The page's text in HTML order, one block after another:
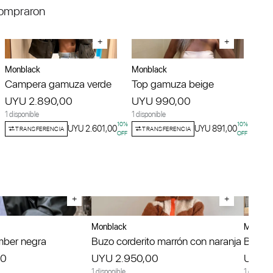
+
Monblack
Campera gamuza verde
UYU 2.890,00
1 disponible
TRANSFERENCIA UYU 2.601,0010%
OFF
+
Monblack
Top gamuza beige
UYU 990,00
1 disponible
TRANSFERENCIA UYU 891,0010%
OFF
+
negra
+
Monblack
Buzo corderito marrón con naranja
UYU 2.950,00
UYU